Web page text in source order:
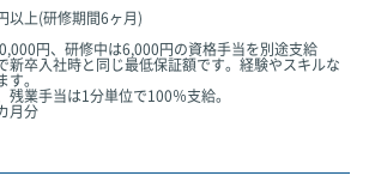
以上(研修期間6ヶ月)
円、研修中は6,000円の資格手当を別途支給
新卒入社時と同じ最低保証額です。経験やスキルな
す。
業手当は1分単位で100％支給。
月分